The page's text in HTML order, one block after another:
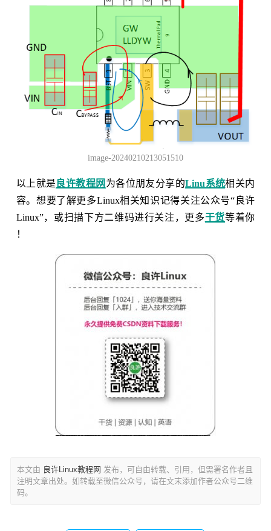
image-20240210213051510
以上就是 良许教程网 为各位朋友分享的Linu系统相关内
容。想要了解更多Linux相关知识记得关注公众号“良许
Linux”，或扫描下方二维码进行关注，更多干货等着你
！
本文由 良许Linux教程网 发布，可自由转载、引用，但需署名作者且
注明文章出处。如转载至微信公众号，请在文末添加作者公众号二维
码。